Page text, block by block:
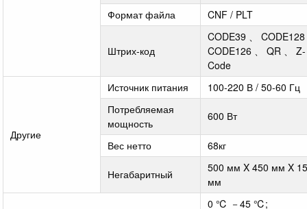
Формат файла
CNF / PLT
Штрих-код
CODE39 、
CODE126 、 QR 、 Z-
Code
Другие
Источник питания
100-220 В / 50-60 Гц
Потребляемая
мощность
600 Вт
Вес нетто 68кг
Негабаритный
500 мм X 450 мм X
мм
0 ℃ －45 ℃;